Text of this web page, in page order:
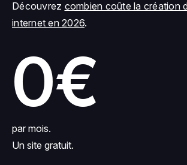
Découvrez combien coûte la création
internet en 2026.
0€
par mois.
Un site gratuit.